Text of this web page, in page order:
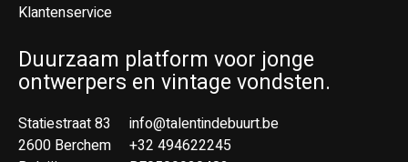
Klantenservice
Duurzaam platform voor jonge
ontwerpers en vintage vondsten.
Statiestraat 83
2600 Berchem
info@talentindebuurt.be
+32 494622245